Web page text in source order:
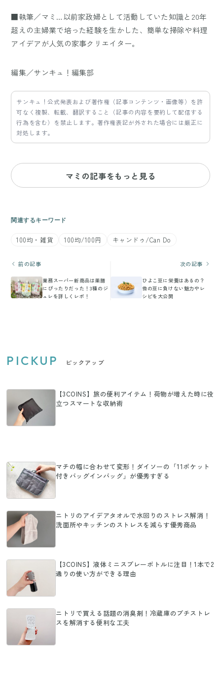
■執筆／マミ…以前家政婦として活動していた知識と20年
超えの主婦業で培った経験を生かした、簡単な掃除や料理
アイデアが人気の家事クリエイター。
編集／サンキュ！編集部
サンキュ！公式発表および著作権（記事コンテンツ・画像等）を許
可なく複製、転載、翻訳すること（記事の内容を要約して配信する
行為を含む）を禁止します。著作権表記が外された場合には厳正に
対処します。
マミの記事をもっと見る
関連するキーワード
100均・雑貨 100均/100円 キャンドゥ/Can Do
前の記事
業務スーパー新商品は薬膳
にぴったりだった！3種のジ
ュレを詳しくレポ！
次の記事
ひよこ豆に栄養はあるの？
他の豆に負けない魅力やレ
シピを大公開
PICKUP ピックアップ
【3COINS】旅の便利アイテム！荷物が増えた時に役
立つスマートな収納術
マチの幅に合わせて変形！ダイソーの「11ポケット
付きバッグインバッグ」が優秀すぎる
ニトリのアイデアタオルで水回りのストレス解消！
洗面所やキッチンのストレスを減らす優秀商品
【3COINS】液体ミニスプレーボトルに注目！1本で2
通りの使い方ができる理由
ニトリで買える話題の消臭剤！冷蔵庫のプチストレ
スを解消する便利な工夫